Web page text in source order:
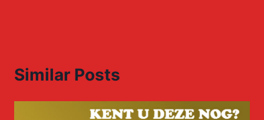
Similar Posts